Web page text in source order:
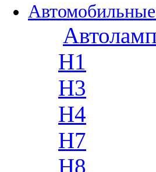
H1
H3
H4
H7
H8